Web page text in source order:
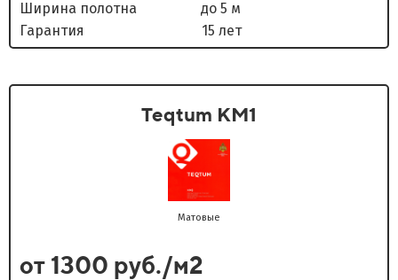
Ширина полотна до 5 м
Гарантия 15 лет
Teqtum KM1
Матовые
от 1300 руб./м2